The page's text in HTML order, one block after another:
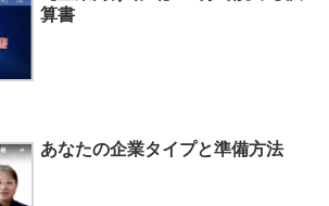
算書
あなたの企業タイプと準備方法